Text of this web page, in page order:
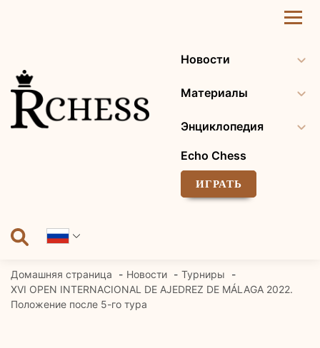
Новости
Материалы
Энциклопедия
Echo Chess
ИГРАТЬ
Домашняя страница Новости
Турниры
XVI OPEN INTERNACIONAL DE AJEDREZ DE MÁLAGA 2022.
Положение после 5-го тура